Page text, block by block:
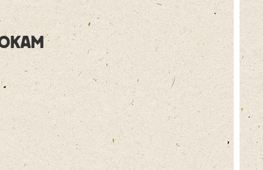
zákazníka